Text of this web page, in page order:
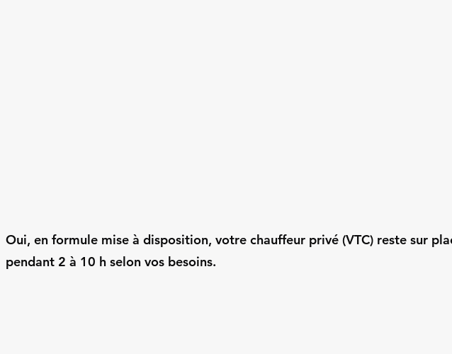
Oui, en formule mise à disposition, votre chauffeur privé (VTC) reste sur
pendant 2 à 10 h selon vos besoins.